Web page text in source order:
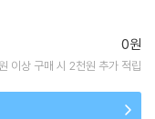
0원
이상 구매 시 2천원 추가 적립